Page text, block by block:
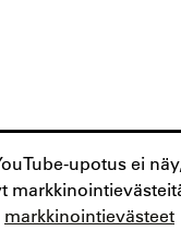
upotus ei
markkinointievästeet